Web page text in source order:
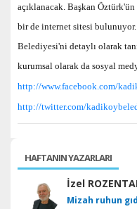
açıklanacak. Başkan Öztürk'ün
bir de internet sitesi
Belediyesi'ni detaylı olarak
kurumsal olarak da sosyal
http://www.facebook.com/
http://twitter.com/
HAFTANIN YAZARLARI
İzel
Mizah ruhun